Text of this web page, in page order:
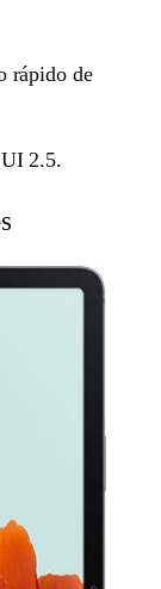
rápido de
2.5.